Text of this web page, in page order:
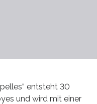
entsteht 30
und wird mit einer